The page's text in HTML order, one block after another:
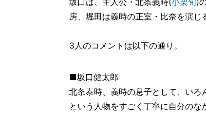
房、堀田は義時の正室・比奈を演じ
3人のコメントは以下の通り。
■坂口健太郎
北条泰時、義時の息子として、い
という人物をすごく丁寧に自分の